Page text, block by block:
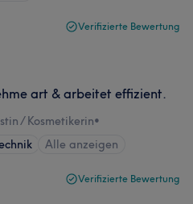
Verifizierte Bewertung
art & arbeitet effizient.
/ Kosmetikerin•
Alle anzeigen
Verifizierte Bewertung